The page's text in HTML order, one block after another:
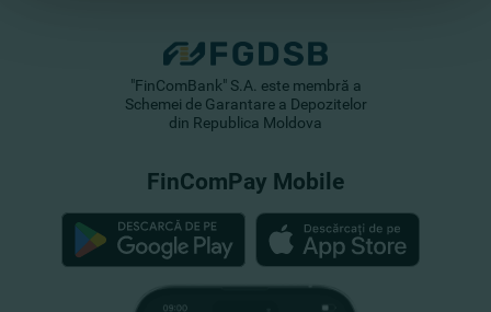
"FinComBank" S.A. este membră a
Schemei de Garantare a Depozitelor
din Republica Moldova
FinComPay Mobile